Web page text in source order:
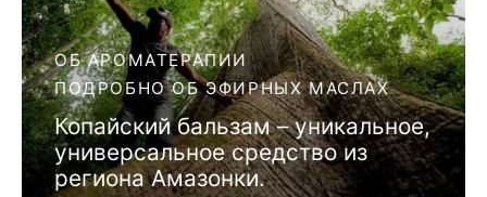
ОБ АРОМАТЕРАПИИ
ПОДРОБНО ОБ ЭФИРНЫХ МАСЛАХ
Копайский бальзам – уникальное,
универсальное средство из
региона Амазонки.